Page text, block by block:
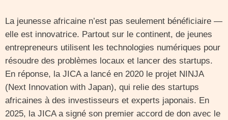
La jeunesse africaine n’est pas seulement bénéficiaire —
elle est innovatrice. Partout sur le continent, de jeunes
entrepreneurs utilisent les technologies numériques pour
résoudre des problèmes locaux et lancer des startups.
En réponse, la JICA a lancé en 2020 le projet NINJA
(Next Innovation with Japan), qui relie des startups
africaines à des investisseurs et experts japonais. En
2025, la JICA a signé son premier accord de don avec le